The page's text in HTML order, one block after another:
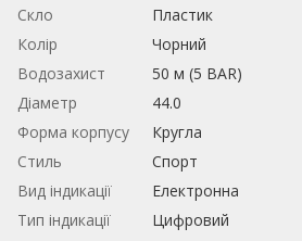
Скло
Пластик
Колір
Чорний
Водозахист
50 м (5 BAR)
Діаметр
44.0
Форма корпусу
Кругла
Стиль
Спорт
Вид індикації
Електронна
Тип індикації
Цифровий